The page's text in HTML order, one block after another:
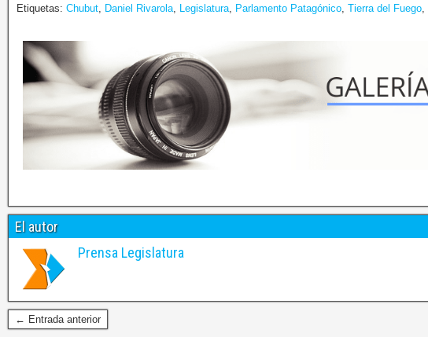
Etiquetas: Chubut, Daniel Rivarola, Legislatura, Parlamento Patagónico, Tierra del Fuego,
El autor
Prensa Legislatura
← Entrada anterior